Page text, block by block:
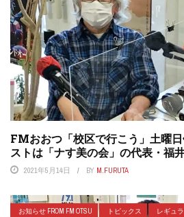
FMおおつ「校区で行こう」土曜
ストは「ナす美の会」の代表・福
2021年5月14日 BY M.FURUTA
お知らせ FROM FM OTSU トピックス レギュ